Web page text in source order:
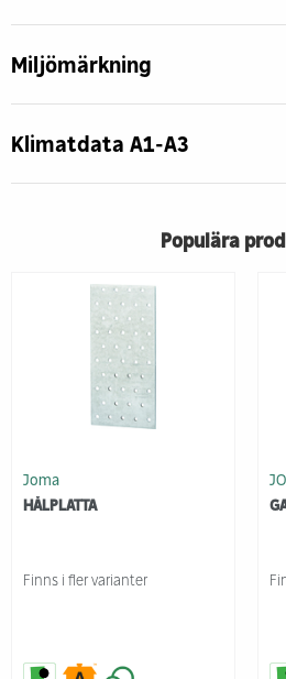
Miljömärkning
Klimatdata A1-A3
Populära
Joma
HÅLPLATTA
Finns i fler varianter